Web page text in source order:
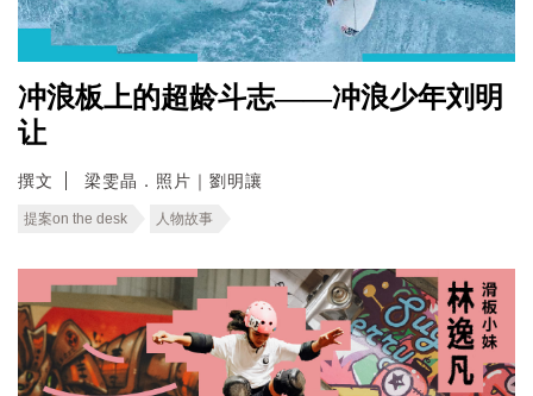
冲浪板上的超龄斗志——冲浪少年刘明
让
撰文 梁雯晶．照片｜劉明讓
提案on the desk 人物故事